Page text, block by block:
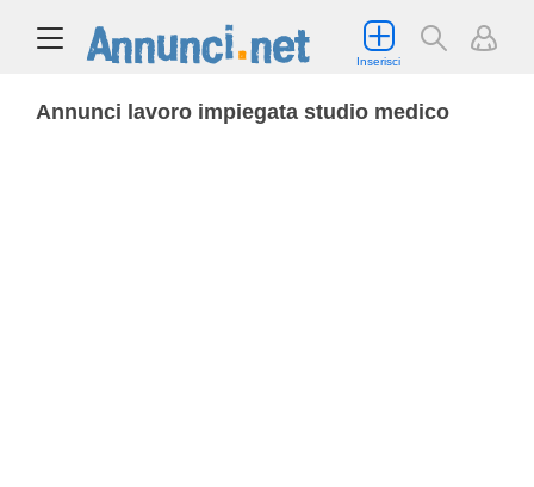
Inserisci
Annunci lavoro impiegata studio medico